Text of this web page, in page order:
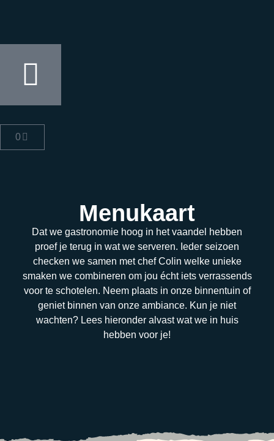
0
Menukaart
Dat we gastronomie hoog in het vaandel hebben
proef je terug in wat we serveren. Ieder seizoen
checken we samen met chef Colin welke unieke
smaken we combineren om jou écht iets verrassends
voor te schotelen. Neem plaats in onze binnentuin of
geniet binnen van onze ambiance. Kun je niet
wachten? Lees hieronder alvast wat we in huis
hebben voor je!